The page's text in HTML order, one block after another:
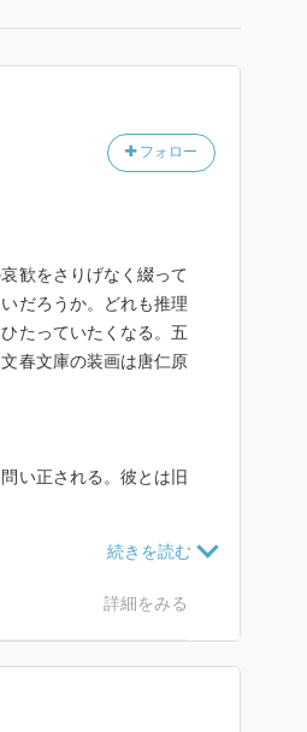
フォロー
歓をさりげなく綴って
だろうか。どれも推理
たっていたくなる。五
春文庫の装画は唐仁原
い正される。彼とは旧
ぐの米兵の犯罪を語り
詳細をみる